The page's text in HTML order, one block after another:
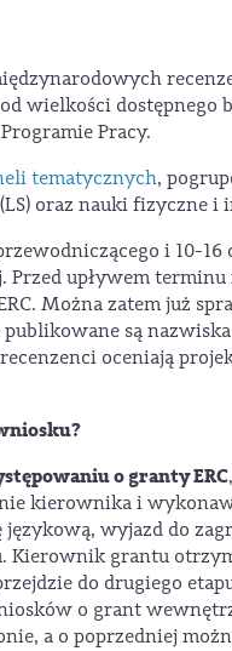
wielkości
Pracy.
tematycznych,
oraz nauki fizyczne i
i 10-
Przed upływem
Można zatem już
publikowane są
oceniają
o granty ERC
kierownika i
wyjazd do
Kierownik grantu
do drugiego
o grant
a o poprzedniej